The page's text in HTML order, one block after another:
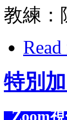
教練：
特別
Zoom